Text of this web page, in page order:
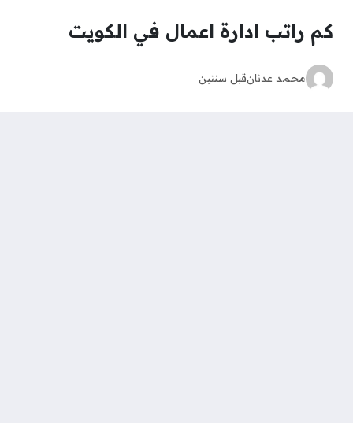
كم راتب ادارة اعمال في الكويت
محمد عدنانقبل سنتين